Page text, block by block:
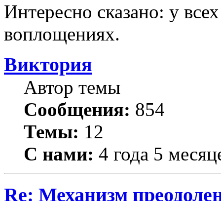
Интересно сказано: у
воплощениях.
Виктория
Автор темы
Сообщения: 854
Темы: 12
С нами: 4 года 5
Re: Механизм